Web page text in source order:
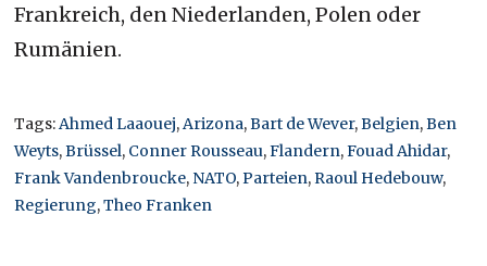
Frankreich, den Niederlanden, Polen oder
Rumänien.
Tags:Ahmed Laaouej,Arizona,Bart de Wever,Belgien,Ben
Weyts,Brüssel, Conner Rousseau,Flandern,Fouad Ahidar,
Frank Vandenbroucke, NATO,Parteien,Raoul Hedebouw,
Regierung,Theo Franken